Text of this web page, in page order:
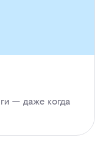
— даже когда